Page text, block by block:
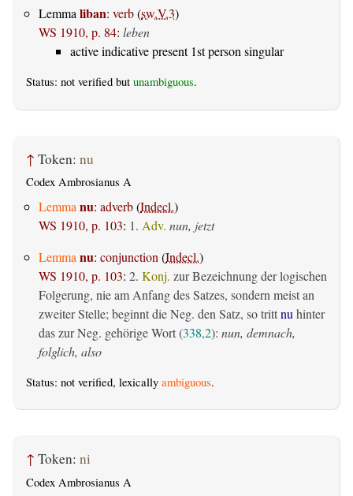
Lemmaliban: verb(sw.V.3)
WS 1910, p. 84: leben
active indicative present 1st person singular
Status: not verified but unambiguous.
↑ Token: nu
Codex Ambrosianus A
Lemma nu: adverb(Indecl.)
WS 1910, p. 103: 1. Adv. nun, jetzt
Lemma nu: conjunction (Indecl.)
WS 1910, p. 103: 2. Konj. zur Bezeichnung der logischen
Folgerung, nie am Anfang des Satzes, sondern meist an
zweiter Stelle; beginnt die Neg. den Satz, so trittnu hinter
das zur Neg. gehörige Wort (338,2): nun, demnach,
folglich, also
Status: not verified, lexically ambiguous.
↑ Token: ni
Codex Ambrosianus A